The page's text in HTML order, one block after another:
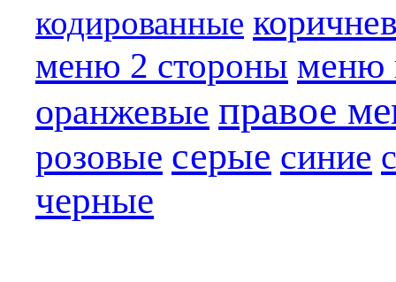
кодированные
меню 2 стороны меню
оранжевые правое
розовые серые синие
черные